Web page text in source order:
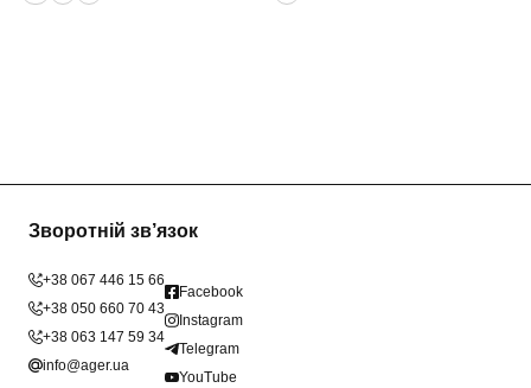
Зворотній зв’язок
+38 067 446 15 66
+38 050 660 70 43
+38 063 147 59 34
info@ager.ua
Facebook
Instagram
Telegram
YouTube